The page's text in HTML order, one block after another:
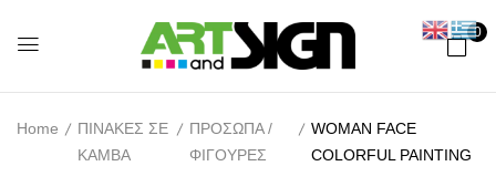
0
Home
ΠΙΝΑΚΕΣ ΣΕ
ΚΑΜΒΑ
ΠΡΟΣΩΠΑ /
ΦΙΓΟΥΡΕΣ
WOMAN FACE
COLORFUL PAINTING